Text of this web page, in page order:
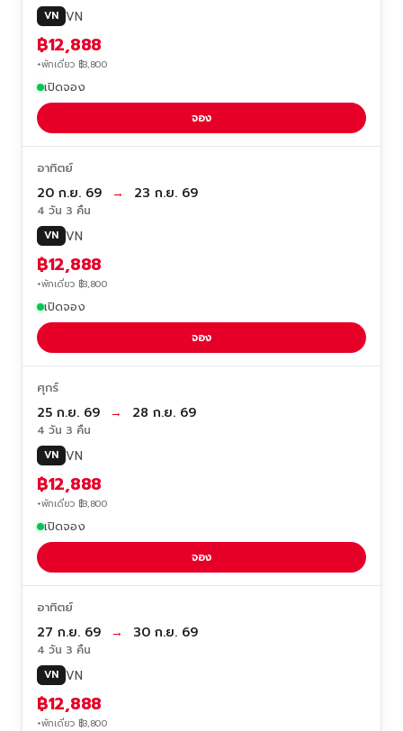
VN VN
฿12,888
+พักเดี่ยว ฿3,800
เปิดจอง
จอง
อาทิตย์
20 ก.ย. 69 → 23 ก.ย. 69
4 วัน 3 คืน
VN VN
฿12,888
+พักเดี่ยว ฿3,800
เปิดจอง
จอง
ศุกร์
25 ก.ย. 69 → 28 ก.ย. 69
4 วัน 3 คืน
VN VN
฿12,888
+พักเดี่ยว ฿3,800
เปิดจอง
จอง
อาทิตย์
27 ก.ย. 69 → 30 ก.ย. 69
4 วัน 3 คืน
VN VN
฿12,888
+พักเดี่ยว ฿3,800